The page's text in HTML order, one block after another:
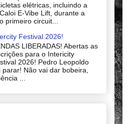
elétricas, incluindo a
E-Vibe Lift, durante a
primeiro circuit...
Festival 2026!
LIBERADAS! Abertas as
para o Intericity
2026! Pedro Leopoldo
parar! Não vai dar bobeira,
...